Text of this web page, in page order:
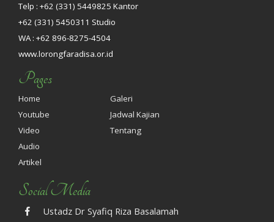
Telp : +62 (331) 5449825 Kantor
+62 (331) 5450311 Studio
WA : +62 896-8275-4504
www.lorongfaradisa.or.id
Pages
Home
Youtube
Video
Audio
Artikel
Galeri
Jadwal Kajian
Tentang
Social Media
Ustadz Dr Syafiq Riza Basalamah